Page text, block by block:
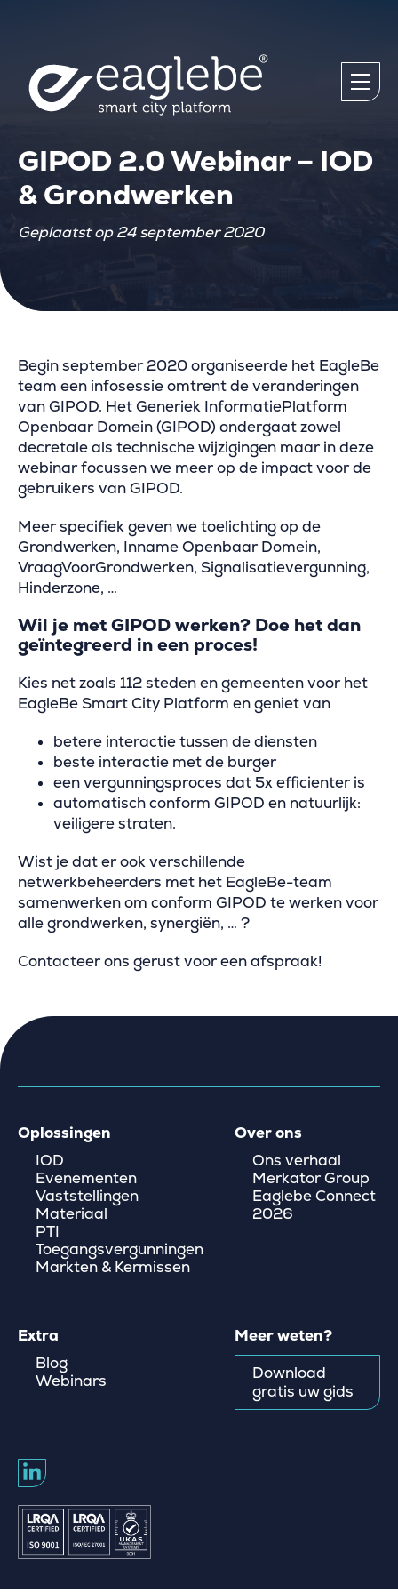
GIPOD 2.0 Webinar – IOD
& Grondwerken
Geplaatst op 24 september 2020
Begin september 2020 organiseerde het EagleBe
team een infosessie omtrent de veranderingen
van GIPOD. Het Generiek InformatiePlatform
Openbaar Domein (GIPOD) ondergaat zowel
decretale als technische wijzigingen maar in deze
webinar focussen we meer op de impact voor de
gebruikers van GIPOD.
Meer specifiek geven we toelichting op de
Grondwerken, Inname Openbaar Domein,
VraagVoorGrondwerken, Signalisatievergunning,
Hinderzone, …
Wil je met GIPOD werken? Doe het dan
geïntegreerd in een proces!
Kies net zoals 112 steden en gemeenten voor het
EagleBe Smart City Platform en geniet van
betere interactie tussen de diensten
beste interactie met de burger
een vergunningsproces dat 5x efficienter is
automatisch conform GIPOD en natuurlijk:
veiligere straten.
Wist je dat er ook verschillende
netwerkbeheerders met het EagleBe-team
samenwerken om conform GIPOD te werken voor
alle grondwerken, synergiën, … ?
Contacteer ons gerust voor een afspraak!
Oplossingen
IOD
Evenementen
Vaststellingen
Materiaal
PTI
Toegangsvergunningen
Markten & Kermissen
Over ons
Ons verhaal
Merkator Group
Eaglebe Connect
2026
Extra
Blog
Webinars
Meer weten?
Download
gratis uw gids